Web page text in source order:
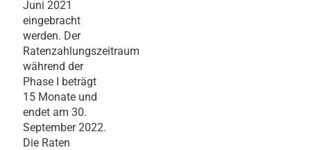
Juni 2021
eingebracht
werden. Der
Ratenzahlungszeitraum
während der
Phase I beträgt
15 Monate und
endet am 30.
September 2022.
Die Raten